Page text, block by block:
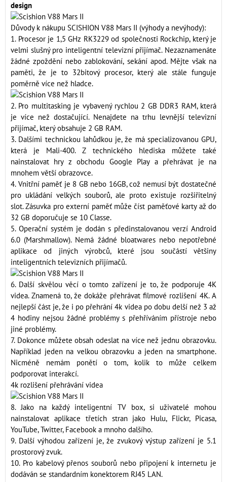
design
Důvody k nákupu SCISHION V88 Mars II (výhody a nevýhody):
1. Procesor je 1,5 GHz RK3229 od společnosti Rockchip, který je
velmi slušný pro inteligentní televizní přijímač. Nezaznamenáte
žádné zpoždění nebo zablokování, sekání apod. Mějte však na
paměti, že je to 32bitový procesor, který ale stále funguje
poměrně více než hladce.
2. Pro multitasking je vybavený rychlou 2 GB DDR3 RAM, která
je více než dostačující. Nenajdete na trhu levnější televizní
přijímač, který obsahuje 2 GB RAM.
3. Dalšími technickou lahůdkou je, že má specializovanou GPU,
která je Mali-400. Z technického hlediska můžete také
nainstalovat hry z obchodu Google Play a přehrávat je na
mnohem větší obrazovce.
4. Vnitřní paměť je 8 GB nebo 16GB, což nemusí být dostatečné
pro ukládání velkých souborů, ale proto existuje rozšiřitelný
slot. Zásuvka pro externí paměť může číst paměťové karty až do
32 GB doporučuje se 10 Classe.
5. Operační systém je dodán s předinstalovanou verzí Android
6.0 (Marshmallow). Nemá žádné bloatwares nebo nepotřebné
aplikace od jiných výrobců, které jsou součástí většiny
inteligentních televizních přijímačů.
6. Další skvělou věcí o tomto zařízení je to, že podporuje 4K
videa. Znamená to, že dokáže přehrávat filmové rozlišení 4K. A
nejlepší část je, že i po přehrání 4k videa po dobu delší než 3 až
4 hodiny nejsou žádné problémy s přehříváním přístroje nebo
jiné problémy.
7. Dokonce můžete obsah odeslat na více než jednu obrazovku.
Například jeden na velkou obrazovku a jeden na smartphone.
Nicméně nemám ponětí o tom, kolik to může celkem
podporovat interakcí.
4k rozlišení přehrávání videa
8. Jako na každý inteligentní TV box, si uživatelé mohou
nainstalovat aplikace třetích stran jako Hulu, Flickr, Picasa,
YouTube, Twitter, Facebook a mnoho dalšího.
9. Další výhodou zařízení je, že zvukový výstup zařízení je 5.1
prostorový zvuk.
10. Pro kabelový přenos souborů nebo připojení k internetu je
dodáván se standardním konektorem RJ45 LAN.